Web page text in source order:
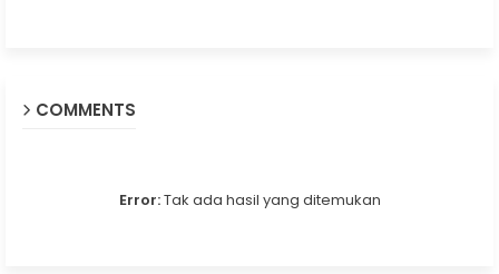
COMMENTS
Error:Tak ada hasil yang ditemukan